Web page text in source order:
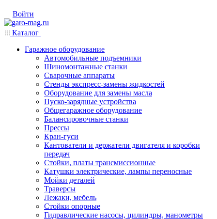
Войти
Каталог
Гаражное оборудование
Автомобильные подъемники
Шиномонтажные станки
Сварочные аппараты
Стенды экспресс-замены жидкостей
Оборудование для замены масла
Пуско-зарядные устройства
Общегаражное оборудование
Балансировочные станки
Прессы
Кран-гуси
Кантователи и держатели двигателя и коробки
передач
Стойки, платы трансмиссионные
Катушки электрические, лампы переносные
Мойки деталей
Траверсы
Лежаки, мебель
Стойки опорные
Гидравлические насосы, цилиндры, манометры